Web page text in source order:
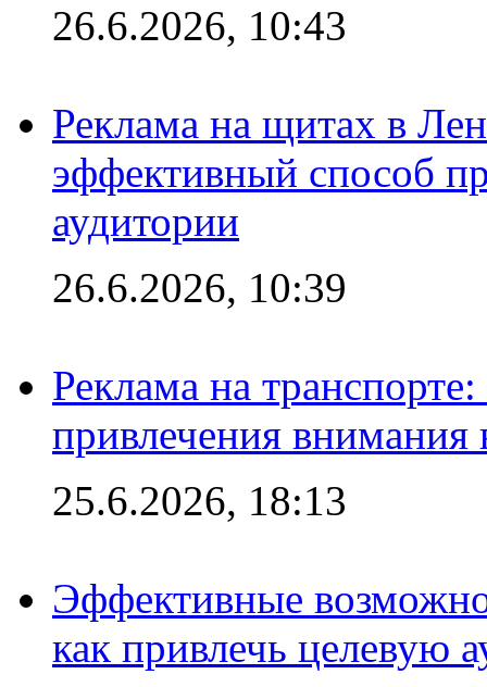
26.6.2026, 10:43
Реклама на щитах в
эффективный способ
аудитории
26.6.2026, 10:39
Реклама на
привлечения внимания
25.6.2026, 18:13
Эффективные
как привлечь целевую